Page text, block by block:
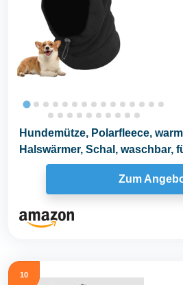
Hundemütze, Polarfleece,
Halswärmer, Schal, waschbar,
große...
Zum
10